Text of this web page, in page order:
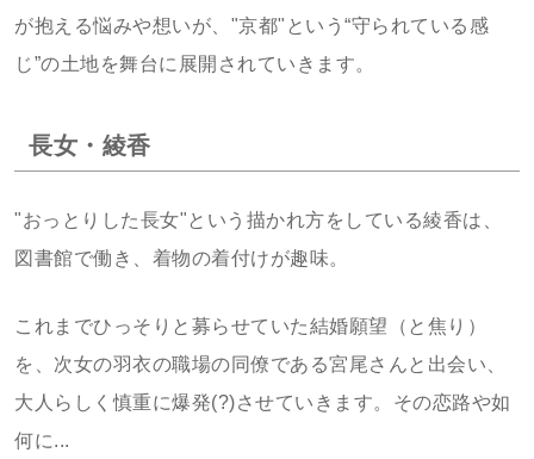
が抱える悩みや想いが、"京都"という“守られている感
じ”の土地を舞台に展開されていきます。
長女・綾香
"おっとりした長女"という描かれ方をしている綾香は、
図書館で働き、着物の着付けが趣味。
これまでひっそりと募らせていた結婚願望（と焦り）
を、次女の羽衣の職場の同僚である宮尾さんと出会い、
大人らしく慎重に爆発(?)させていきます。その恋路や如
何に...